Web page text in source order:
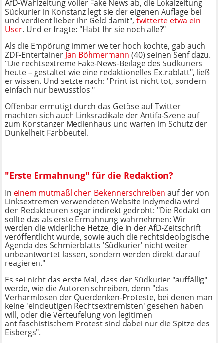
AfD-Wahlzeitung voller Fake News ab, die Lokalzeitung
Südkurier in Konstanz legt sie der eigenen Auflage bei
und verdient lieber ihr Geld damit", twitterte etwa ein
User. Und er fragte: "Habt Ihr sie noch alle?"
Als die Empörung immer weiter hoch kochte, gab auch
ZDF-Entertainer Jan Böhmermann (40) seinen Senf dazu.
"Die rechtsextreme Fake-News-Beilage des Südkuriers
heute – gestaltet wie eine redaktionelles Extrablatt", ließ
er wissen. Und setzte nach: "Print ist nicht tot, sondern
einfach nur bewusstlos."
Offenbar ermutigt durch das Getöse auf Twitter
machten sich auch Linksradikale der Antifa-Szene auf
zum Konstanzer Medienhaus und warfen im Schutz der
Dunkelheit Farbbeutel.
"Erste Ermahnung" für die Redaktion?
In einem mutmaßlichen Bekennerschreiben auf der von
Linksextremen verwendeten Website Indymedia wird
den Redakteuren sogar indirekt gedroht: "Die Redaktion
sollte das als erste Ermahnung wahrnehmen: Wir
werden die widerliche Hetze, die in der AfD-Zeitschrift
veröffentlicht wurde, sowie auch die rechtsideologische
Agenda des Schmierblatts 'Südkurier' nicht weiter
unbeantwortet lassen, sondern werden direkt darauf
reagieren."
Es sei nicht das erste Mal, dass der Südkurier "auffällig"
werde, wie die Autoren schreiben, denn "das
Verharmlosen der Querdenken-Proteste, bei denen man
keine 'eindeutigen Rechtsextremisten' gesehen haben
will, oder die Verteufelung von legitimen
antifaschistischem Protest sind dabei nur die Spitze des
Eisbergs".